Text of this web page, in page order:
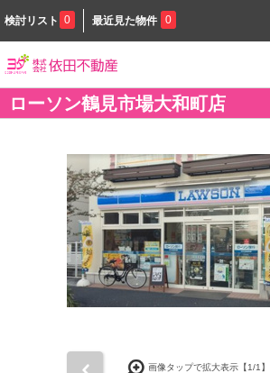
検討リスト 0 最近見た物件 0
ローソン鶴見市場大和町店
画像タップで拡大表示【1/1】